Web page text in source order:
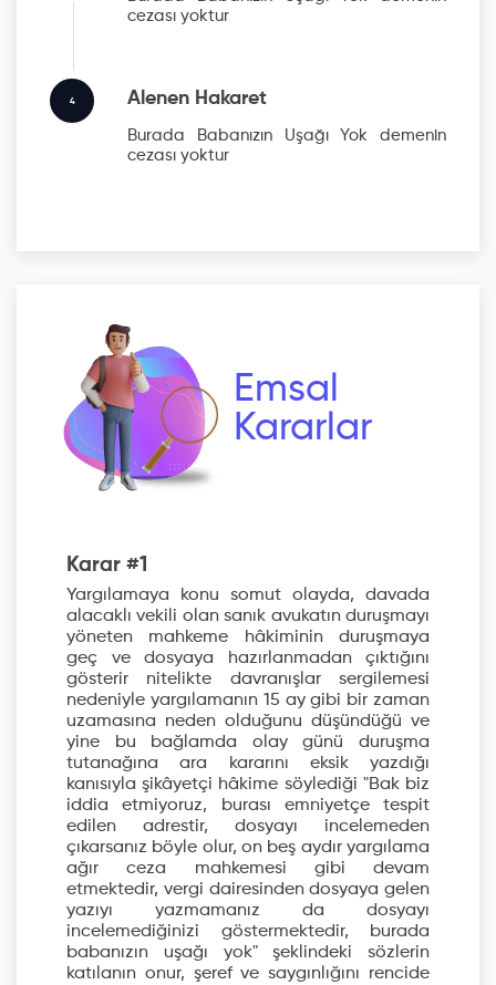
cezası yoktur
4 Alenen Hakaret
Burada Babanızın Uşağı Yok demenin
cezası yoktur
Emsal
Kararlar
Karar #1
Yargılamaya konu somut olayda, davada
alacaklı vekili olan sanık avukatın duruşmayı
yöneten mahkeme hâkiminin duruşmaya
geç ve dosyaya hazırlanmadan çıktığını
gösterir nitelikte davranışlar sergilemesi
nedeniyle yargılamanın 15 ay gibi bir zaman
uzamasına neden olduğunu düşündüğü ve
yine bu bağlamda olay günü duruşma
tutanağına ara kararını eksik yazdığı
kanısıyla şikâyetçi hâkime söylediği "Bak biz
iddia etmiyoruz, burası emniyetçe tespit
edilen adrestir, dosyayı incelemeden
çıkarsanız böyle olur, on beş aydır yargılama
ağır ceza mahkemesi gibi devam
etmektedir, vergi dairesinden dosyaya gelen
yazıyı yazmamanız da dosyayı
incelemediğinizi göstermektedir, burada
babanızın uşağı yok" şeklindeki sözlerin
katılanın onur, şeref ve saygınlığını rencide